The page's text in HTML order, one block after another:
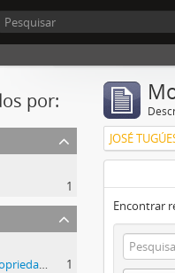
por:
1
INPI - Instituto Nacional da Propriedade Industrial
1
JOSÉ
Encontrar